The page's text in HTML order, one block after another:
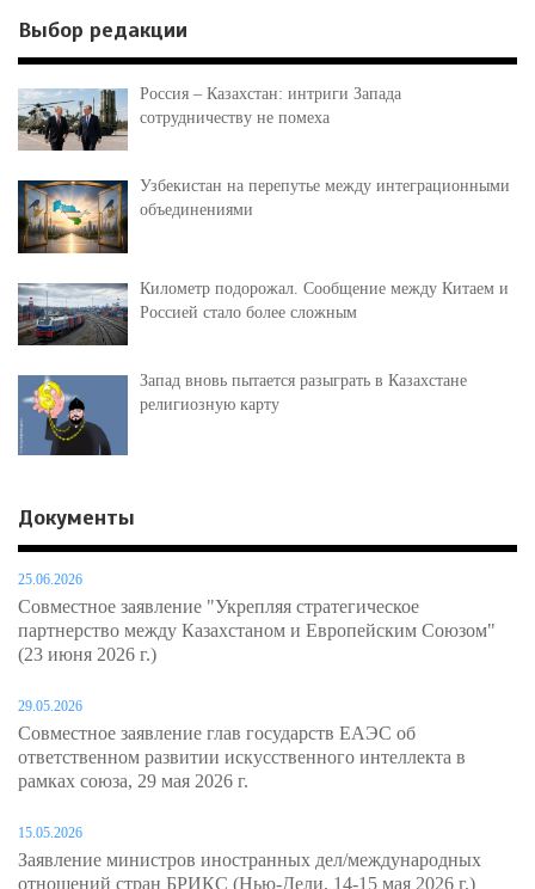
Выбор редакции
Россия – Казахстан: интриги Запада
сотрудничеству не помеха
Узбекистан на перепутье между интеграционными
объединениями
Километр подорожал. Сообщение между Китаем и
Россией стало более сложным
Запад вновь пытается разыграть в Казахстане
религиозную карту
Документы
25.06.2026
Совместное заявление "Укрепляя стратегическое
партнерство между Казахстаном и Европейским Союзом"
(23 июня 2026 г.)
29.05.2026
Совместное заявление глав государств ЕАЭС об
ответственном развитии искусственного интеллекта в
рамках союза, 29 мая 2026 г.
15.05.2026
Заявление министров иностранных дел/международных
отношений стран БРИКС (Нью-Дели, 14-15 мая 2026 г.)